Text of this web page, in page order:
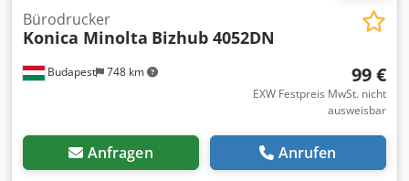
Budapest 748 km
Bürodrucker
Konica Minolta Bizhub 4052DN
99 €
EXW Festpreis MwSt. nicht
ausweisbar
Anfragen Anrufen